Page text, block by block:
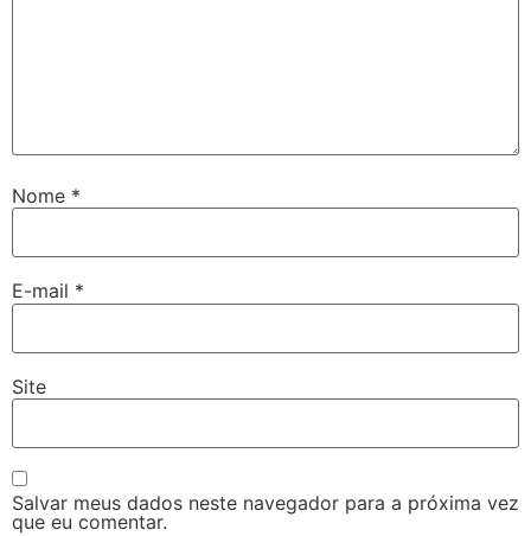
Nome *
E-mail *
Site
Salvar meus dados neste navegador para a próxima vez
que eu comentar.